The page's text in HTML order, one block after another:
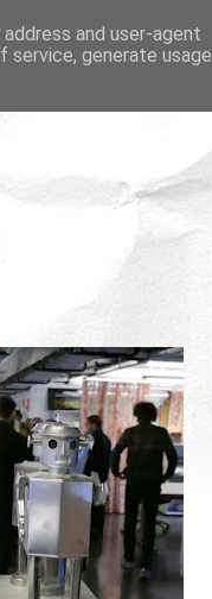
and user-agent
service, generate usage